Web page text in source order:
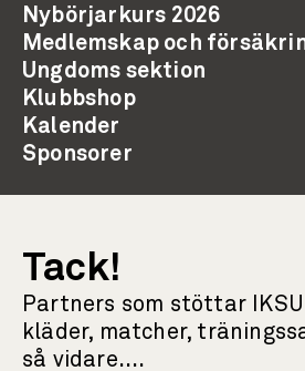
Nybörjarkurs 2026
Medlemskap och
Ungdoms sektion
Klubbshop
Kalender
Sponsorer
Tack!
Partners som stöttar
kläder, matcher,
så vidare....